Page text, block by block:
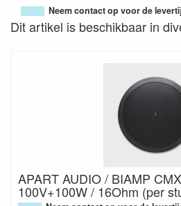
Neem contact op voor de
Dit artikel is beschikbaar in
APART AUDIO / BIAMP
100V+100W / 16Ohm (per